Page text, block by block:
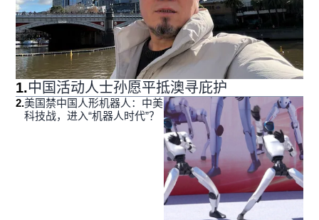
1.中国活动人士孙愿平抵澳寻庇护
2.美国禁中国人形机器人：中美
科技战，进入“机器人时代”？